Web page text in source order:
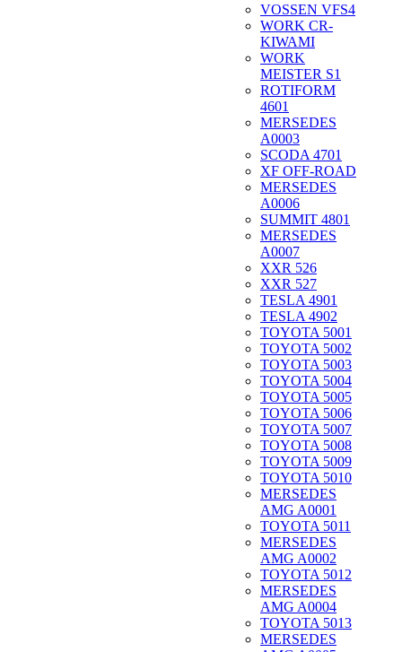
VOSSEN VFS4
WORK CR-
KIWAMI
WORK
MEISTER S1
ROTIFORM
4601
MERSEDES
A0003
SCODA 4701
XF OFF-ROAD
MERSEDES
A0006
SUMMIT 4801
MERSEDES
A0007
XXR 526
XXR 527
TESLA 4901
TESLA 4902
TOYOTA 5001
TOYOTA 5002
TOYOTA 5003
TOYOTA 5004
TOYOTA 5005
TOYOTA 5006
TOYOTA 5007
TOYOTA 5008
TOYOTA 5009
TOYOTA 5010
MERSEDES
AMG A0001
TOYOTA 5011
MERSEDES
AMG A0002
TOYOTA 5012
MERSEDES
AMG A0004
TOYOTA 5013
MERSEDES